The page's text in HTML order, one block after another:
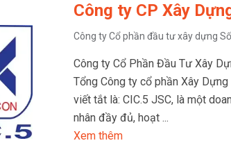
Công ty CP Xây
Công ty Cổ phần đầu tư xây dựng
Công ty Cổ Phần Đầu Tư Xây
Tổng Công ty cổ phần Xây
viết tắt là: CIC.5 JSC, là một
nhân đầy đủ, hoạt ...
Xem thêm